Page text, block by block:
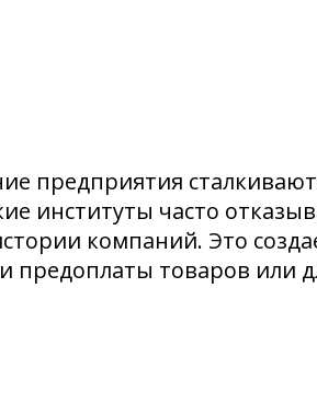
предприятия
институты часто
компаний. Это
предоплаты товаров или